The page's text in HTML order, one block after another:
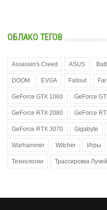
ОБЛАКО ТЕГОВ
Assassin's Creed ASUS
DOOM EVGA Fallout
GeForce GTX 1060 GeForce
GeForce RTX 2080 GeForce
GeForce RTX 3070 Gigabyte
Warhammer Witcher Игры
Технологии Трассировка Лучей